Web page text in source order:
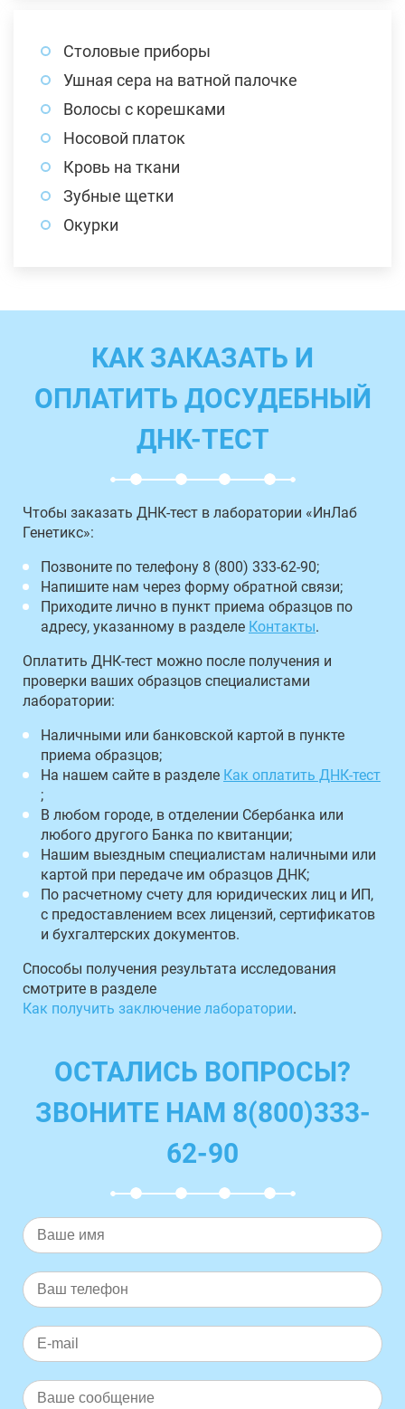
Столовые приборы
Ушная сера на ватной палочке
Волосы с корешками
Носовой платок
Кровь на ткани
Зубные щетки
Окурки
КАК ЗАКАЗАТЬ И
ОПЛАТИТЬ ДОСУДЕБНЫЙ
ДНК-ТЕСТ
Чтобы заказать ДНК-тест в лаборатории «ИнЛаб
Генетикс»:
Позвоните по телефону 8 (800) 333-62-90;
Напишите нам через форму обратной связи;
Приходите лично в пункт приема образцов по
адресу, указанному в разделе Контакты.
Оплатить ДНК-тест можно после получения и
проверки ваших образцов специалистами
лаборатории:
Наличными или банковской картой в пункте
приема образцов;
На нашем сайте в разделе Как оплатить ДНК-тест
;
В любом городе, в отделении Сбербанка или
любого другого Банка по квитанции;
Нашим выездным специалистам наличными или
картой при передаче им образцов ДНК;
По расчетному счету для юридических лиц и ИП,
с предоставлением всех лицензий, сертификатов
и бухгалтерских документов.
Способы получения результата исследования
смотрите в разделе
Как получить заключение лаборатории.
ОСТАЛИСЬ ВОПРОСЫ?
ЗВОНИТЕ НАМ 8(800)333-
62-90